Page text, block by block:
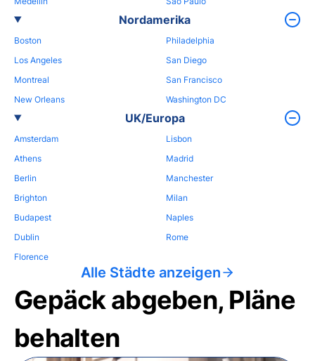
Nordamerika
Boston
Los Angeles
Montreal
New Orleans
Philadelphia
San Diego
San Francisco
Washington DC
UK/Europa
Amsterdam
Athens
Berlin
Brighton
Budapest
Dublin
Florence
Lisbon
Madrid
Manchester
Milan
Naples
Rome
Alle Städte anzeigen
Gepäck abgeben, Pläne
behalten